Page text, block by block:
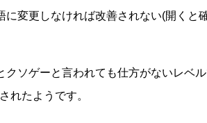
に変更しなければ改善されない(開くと
クソゲーと言われても仕方がないレベ
れたようです。